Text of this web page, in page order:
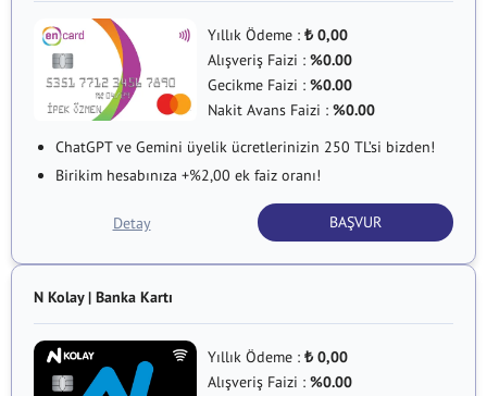
Yıllık Ödeme : ₺ 0,00
Alışveriş Faizi : %0.00
Gecikme Faizi : %0.00
Nakit Avans Faizi : %0.00
ChatGPT ve Gemini üyelik ücretlerinizin 250 TL’si bizden!
Birikim hesabınıza +%2,00 ek faiz oranı!
BAŞVUR
Detay
N Kolay | Banka Kartı
Yıllık Ödeme : ₺ 0,00
Alışveriş Faizi : %0.00